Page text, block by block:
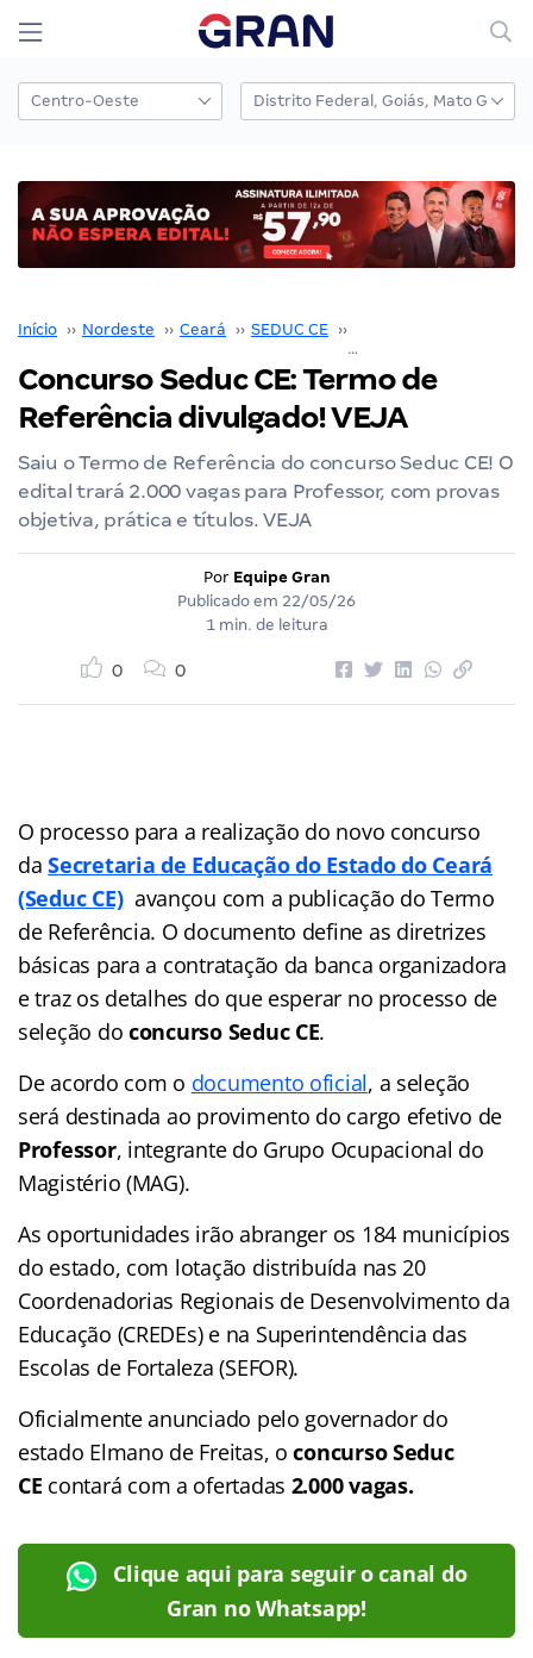
Início ›› Nordeste ›› Ceará ›› SEDUC CE ››
Concurso Seduc CE: Termo de
Referência divulgado! VEJA
Saiu o Termo de Referência do concurso Seduc CE! O
edital trará 2.000 vagas para Professor, com provas
objetiva, prática e títulos. VEJA
Por Equipe Gran
Publicado em 22/05/26
1 min. de leitura
0 0
O processo para a realização do novo concurso
daSecretaria de Educação do Estado do Ceará
(Seduc CE)avançou com a publicação do Termo
de Referência. O documento define as diretrizes
básicas para a contratação da banca organizadora
e traz os detalhes do que esperar no processo de
seleção doconcurso Seduc CE.
De acordo com o documento oficial, a seleção
será destinada ao provimento do cargo efetivo de
Professor, integrante do Grupo Ocupacional do
Magistério (MAG).
As oportunidades irão abranger os 184 municípios
do estado, com lotação distribuída nas 20
Coordenadorias Regionais de Desenvolvimento da
Educação (CREDEs) e na Superintendência das
Escolas de Fortaleza (SEFOR).
Oficialmente anunciado pelo governador do
estado Elmano de Freitas, oconcurso Seduc
CE contará com a ofertadas 2.000 vagas.
Clique aqui para seguir o canal do
Gran no Whatsapp!